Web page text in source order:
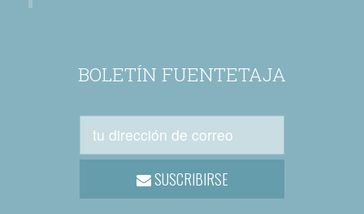
BOLETÍN FUENTETAJA
SUSCRIBIRSE